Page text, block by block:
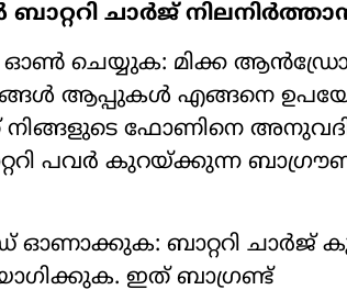
ചാര്‍ജ്
ഓണ്‍ ചെയ്യുക: മിക്ക
ആപ്പുകള്‍ എങ്ങനെ
നിങ്ങളുടെ ഫോണിനെ
പവര്‍ കുറയ്ക്കുന്ന
ഓണാക്കുക: ബാറ്ററി ചാര്‍ജ്
ഇത് ബാഗ്രണ്ട്